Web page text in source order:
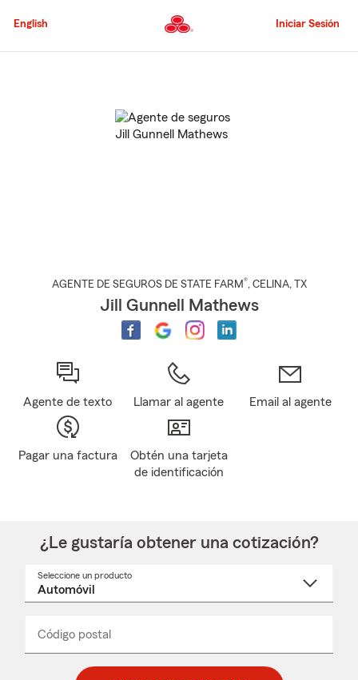
al
principal
English Iniciar Sesión
AGENTE DE SEGUROS DE STATE FARM®, CELINA, TX
Jill Gunnell Mathews
Agente de texto Llamar al agente Email al agente
Pagar una factura
Obtén una tarjeta
de identificación
¿Le gustaría obtener una cotización?
Seleccione un producto
desplegable
Código postal
_____